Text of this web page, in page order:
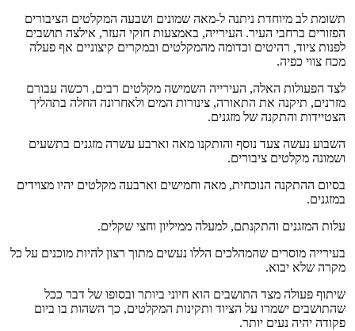
תשומת לב מיוחדת ניתנה ל-מאה שמונים ושבעה המקלטים הציבורים
הפזורים ברחבי העיר. העירייה, באמצעות חוקי העזר, אילצה תושבים
לפנות ציוד, רהיטים וכדומה מהמקלטים ובמקרים קיצוניים אף פעלה
מכח צווי כפיה.
לצד הפעולות האלה, העירייה השמישה מקלטים רבים, רכשה עבורם
מזרנים, תיקנה את התאורה, צינורות המים ולאחרונה החלה בתהליך
הצטיידות והתקנה של מזגנים.
השבוע נעשה צעד נוסף והותקנו מאה וארבע עשרה מזגנים בתשעים
ושמונה מקלטים ציבורים.
בסיום ההתקנה הנוכחית, מאה וחמישים וארבעה מקלטים יהיו מצוידים
במזגנים.
עלות המזגנים והתקנתם, למעלה ממיליון וחצי שקלים.
בעירייה מוסרים שהמהלכים הללו נעשים מתוך רצון להיות מוכנים על כל
מקרה שלא יבוא.
שיתוף פעולה מצד התושבים הוא חיוני ביותר ובסופו של דבר ככל
שהתושבים ישמרו על הציוד ותקינות המקלטים, כך השהות בו ביום
פקודה יהיה נעים יותר.